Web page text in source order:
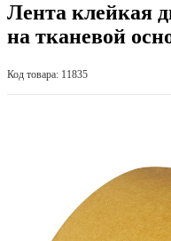
Лента клейкая
на тканевой
Код товара: 11835